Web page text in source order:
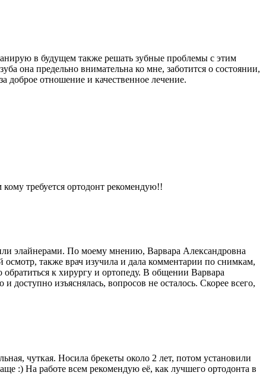
в будущем также решать зубные проблемы с этим
она предельно внимательна ко мне, заботится о состоянии,
доброе отношение и качественное лечение.
требуется ортодонт рекомендую!!
элайнерами. По моему мнению, Варвара Александровна
также врач изучила и дала комментарии по снимкам,
к хирургу и ортопеду. В общении Варвара
доступно изъяснялась, вопросов не осталось. Скорее всего,
чуткая. Носила брекеты около 2 лет, потом установили
:) На работе всем рекомендую её, как лучшего ортодонта в